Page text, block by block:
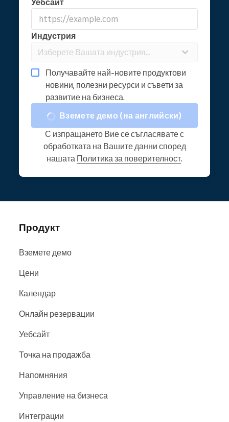
Уебсайт
Индустрия
Изберете Вашата индустрия...
Получавайте най-новите продуктови
новини, полезни ресурси и съвети за
развитие на бизнеса.
Вземете демо (на английски)
С изпращането Вие се съгласявате с
обработката на Вашите данни според
нашата Политика за поверителност.
Продукт
Вземете демо
Цени
Календар
Онлайн резервации
Уебсайт
Точка на продажба
Напомняния
Управление на бизнеса
Интеграции